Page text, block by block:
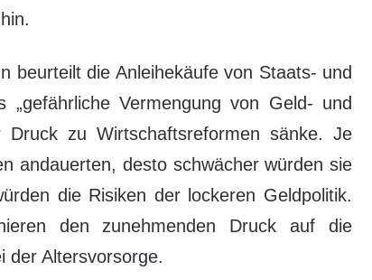
beurteilt die Anleihekäufe von Staats- und
„gefährliche Vermengung von Geld- und
Druck zu Wirtschaftsreformen sänke. Je
andauerten, desto schwächer würden sie
die Risiken der lockeren Geldpolitik.
den zunehmenden Druck auf die
der Altersvorsorge.